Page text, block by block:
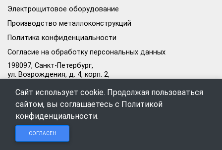
Электрощитовое оборудование
Производство металлоконструкций
Политика конфиденциальности
Согласие на обработку персональных данных
198097, Санкт-Петербург,
ул. Возрождения, д. 4, корп. 2,
Режим работы офиса:
Пн–Пт: 09:00–18:00
+7 (812) 309-98-44
Сайт использует cookie. Продолжая пользоваться
сайтом, вы соглашаетесь с Политикой
конфиденциальности.
СОГЛАСЕН